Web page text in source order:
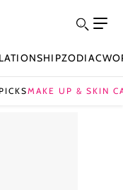
ZODIAC
MAKE UP & SKIN